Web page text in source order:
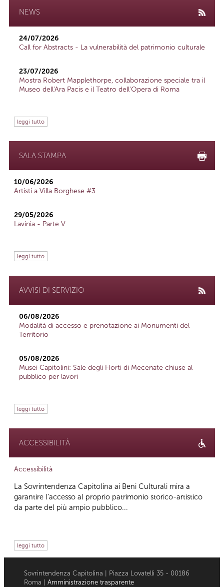
NEWS
24/07/2026
Call for Abstracts - La vulnerabilità del patrimonio culturale
23/07/2026
Mostra Robert Mapplethorpe, collaborazione speciale tra il
Museo dell'Ara Pacis e il Teatro dell'Opera di Roma
leggi tutto
SALA STAMPA
10/06/2026
Artisti a Villa Borghese #3
29/05/2026
Lavinia - Parte V
leggi tutto
AVVISI DI SERVIZIO
06/08/2026
Modalità di accesso e prenotazione ai Monumenti del
Territorio
05/08/2026
Musei Capitolini: Sale degli Horti di Mecenate chiuse al
pubblico per lavori
leggi tutto
ACCESSIBILITÀ
Accessibilità
La Sovrintendenza Capitolina ai Beni Culturali mira a
garantire l’accesso al proprio patrimonio storico-artistico
da parte del più ampio pubblico...
leggi tutto
Sovrintendenza Capitolina | Piazza Lovatelli 35 - 00186
Roma | Amministrazione trasparente